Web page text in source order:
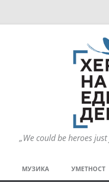
„We could be heroes
МУЗИКА УМЕТНОСТ